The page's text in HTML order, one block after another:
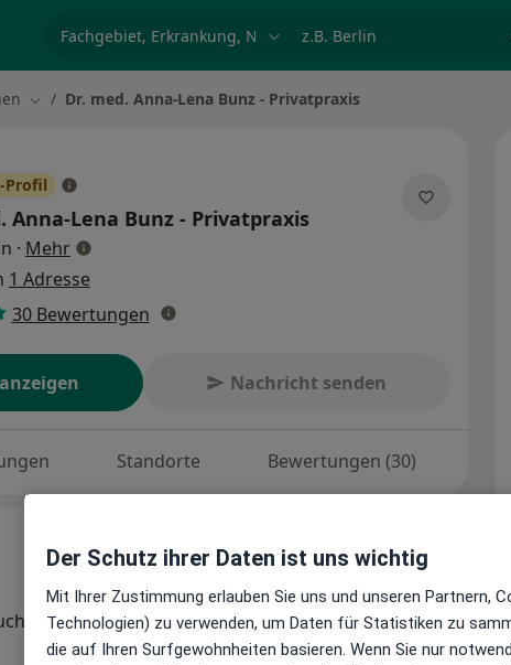
Stadt ändern
Dr. med. Anna-Lena Bunz - Privatpraxis
Profil
Anna-Lena Bunz - Privatpraxis
· Mehrüber Spezialisierungen
1 Adresse
30 Bewertungen
Nachricht senden
Standorte Bewertungen (30)
Der Schutz ihrer Daten ist uns wichtig
Mit Ihrer Zustimmung erlauben Sie uns und unseren Partnern,
Technologien) zu verwenden, um Daten für Statistiken zu
die auf Ihren Surfgewohnheiten basieren. Wenn Sie nur